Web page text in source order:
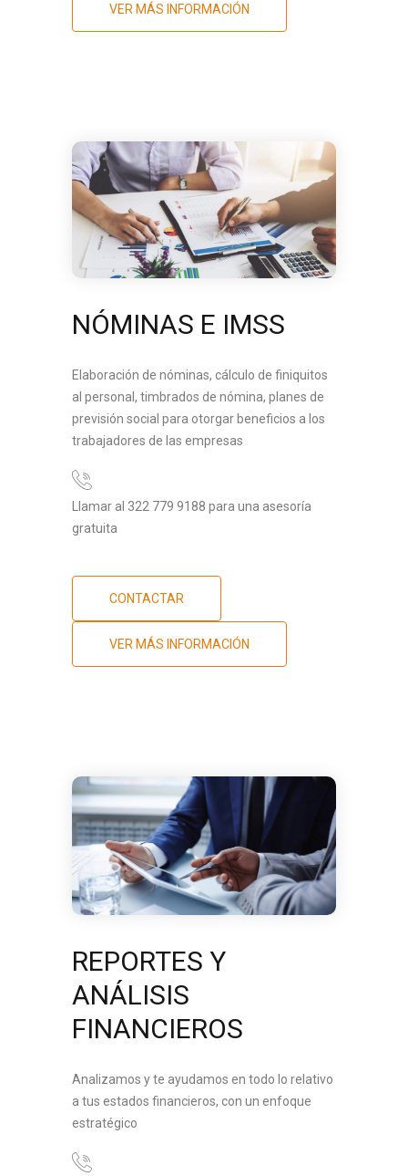
VER MÁS INFORMACIÓN
NÓMINAS E IMSS
Elaboración de nóminas, cálculo de finiquitos
al personal, timbrados de nómina, planes de
previsión social para otorgar beneficios a los
trabajadores de las empresas
Llamar al 322 779 9188 para una asesoría
gratuita
CONTACTAR
VER MÁS INFORMACIÓN
REPORTES Y
ANÁLISIS
FINANCIEROS
Analizamos y te ayudamos en todo lo relativo
a tus estados financieros, con un enfoque
estratégico